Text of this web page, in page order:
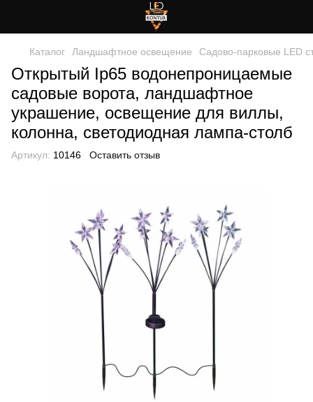
Каталог Ландшафтное освещение Садово-парковые LED
Открытый Ip65 водонепроницаемые
садовые ворота, ландшафтное
украшение, освещение для виллы,
колонна, светодиодная лампа-столб
Артикул: 10146 Оставить отзыв